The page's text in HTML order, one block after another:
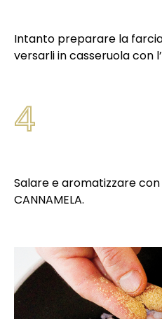
Intanto preparare la
versarli in casseruola con
4
Salare e aromatizzare
CANNAMELA.